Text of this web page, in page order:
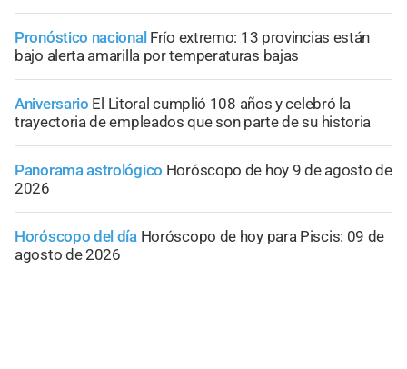
Pronóstico nacional Frío extremo: 13 provincias están
bajo alerta amarilla por temperaturas bajas
Aniversario El Litoral cumplió 108 años y celebró la
trayectoria de empleados que son parte de su historia
Panorama astrológico Horóscopo de hoy 9 de agosto de
2026
Horóscopo del día Horóscopo de hoy para Piscis: 09 de
agosto de 2026